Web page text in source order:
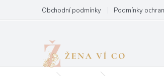
obsah
Obchodní podmínky Podmínky